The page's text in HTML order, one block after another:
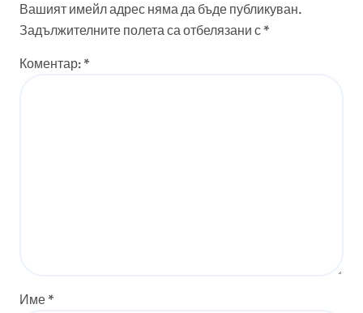
Вашият имейл адрес няма да бъде публикуван.
Задължителните полета са отбелязани с *
Коментар: *
Име *